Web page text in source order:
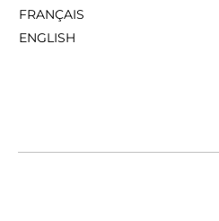
FRANÇAIS
ENGLISH